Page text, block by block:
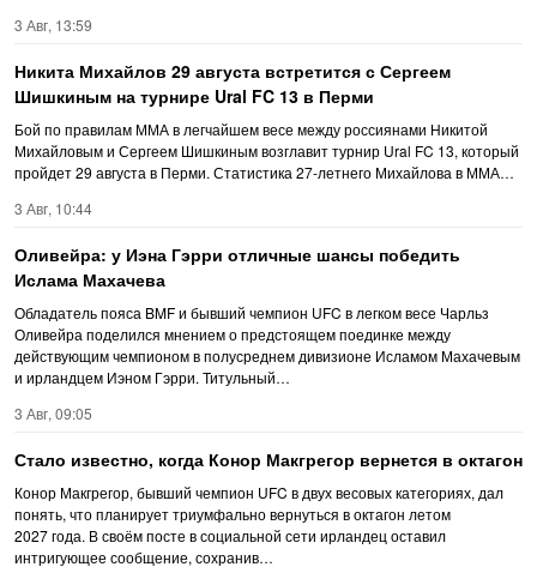
3 Авг, 13:59
Никита Михайлов 29 августа встретится с Сергеем
Шишкиным на турнире Ural FC 13 в Перми
Бой по правилам ММА в легчайшем весе между россиянами Никитой
Михайловым и Сергеем Шишкиным возглавит турнир Ural FC 13, который
пройдет 29 августа в Перми. Статистика 27-летнего Михайлова в ММА…
3 Авг, 10:44
Оливейра: у Иэна Гэрри отличные шансы победить
Ислама Махачева
Обладатель пояса BMF и бывший чемпион UFC в легком весе Чарльз
Оливейра поделился мнением о предстоящем поединке между
действующим чемпионом в полусреднем дивизионе Исламом Махачевым
и ирландцем Иэном Гэрри. Титульный…
3 Авг, 09:05
Стало известно, когда Конор Макгрегор вернется в октагон
Конор Макгрегор, бывший чемпион UFC в двух весовых категориях, дал
понять, что планирует триумфально вернуться в октагон летом
2027 года. В своём посте в социальной сети ирландец оставил
интригующее сообщение, сохранив…